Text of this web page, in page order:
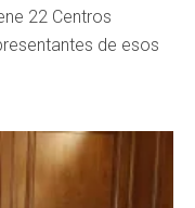
22 Centros
de esos